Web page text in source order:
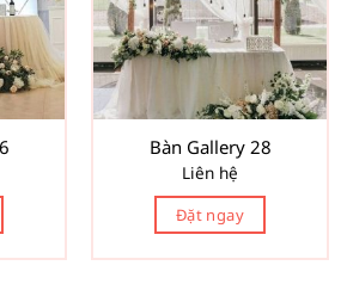
Bàn Gallery 28
Liên hệ
Đặt ngay